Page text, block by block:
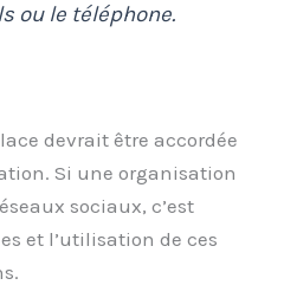
ou le téléphone.
devrait être accordée
Si une organisation
sociaux, c’est
et l’utilisation de ces